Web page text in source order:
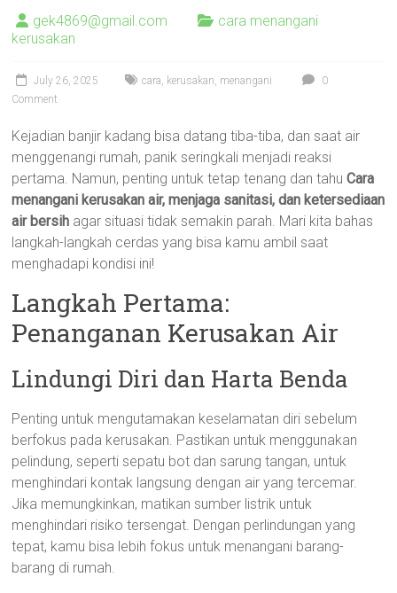
gek4869@gmail.com
cara menangani
kerusakan
July 26, 2025 cara, kerusakan, menangani
0
Comment
Kejadian banjir kadang bisa datang tiba-tiba, dan saat air
menggenangi rumah, panik seringkali menjadi reaksi
pertama. Namun, penting untuk tetap tenang dan tahuCara
menangani kerusakan air, menjaga sanitasi, dan ketersediaan
air bersih agar situasi tidak semakin parah. Mari kita bahas
langkah-langkah cerdas yang bisa kamu ambil saat
menghadapi kondisi ini!
Langkah Pertama:
Penanganan Kerusakan Air
Lindungi Diri dan Harta Benda
Penting untuk mengutamakan keselamatan diri sebelum
berfokus pada kerusakan. Pastikan untuk menggunakan
pelindung, seperti sepatu bot dan sarung tangan, untuk
menghindari kontak langsung dengan air yang tercemar.
Jika memungkinkan, matikan sumber listrik untuk
menghindari risiko tersengat. Dengan perlindungan yang
tepat, kamu bisa lebih fokus untuk menangani barang-
barang di rumah.